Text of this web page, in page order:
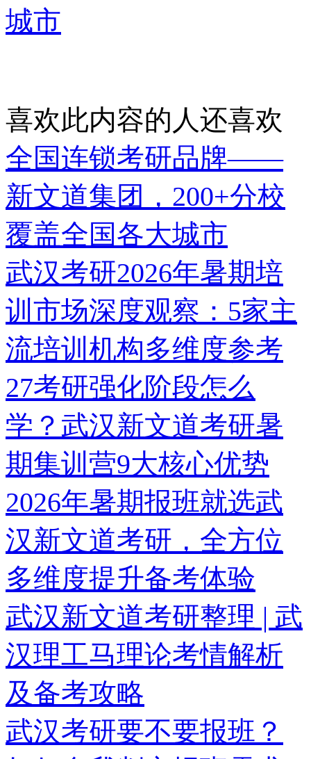
城市
喜欢此内容的人还喜欢
全国连锁考研品牌——
新文道集团，200+分校
覆盖全国各大城市
武汉考研2026年暑期培
训市场深度观察：5家主
流培训机构多维度参考
27考研强化阶段怎么
学？武汉新文道考研暑
期集训营9大核心优势
2026年暑期报班就选武
汉新文道考研，全方位
多维度提升备考体验
武汉新文道考研整理 | 武
汉理工马理论考情解析
及备考攻略
武汉考研要不要报班？